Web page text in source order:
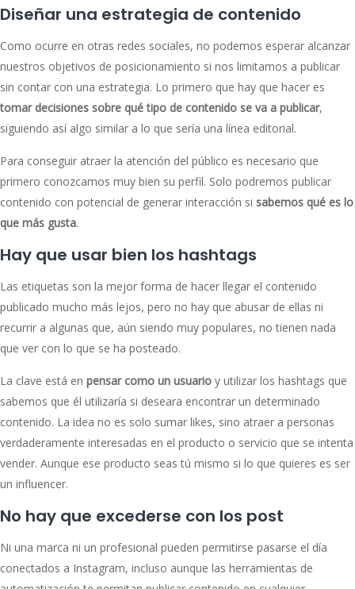
Diseñar una estrategia de contenido
Como ocurre en otras redes sociales, no podemos esperar alcanzar
nuestros objetivos de posicionamiento si nos limitamos a publicar
sin contar con una estrategia. Lo primero que hay que hacer es
tomar decisiones sobre qué tipo de contenido se va a publicar,
siguiendo así algo similar a lo que sería una línea editorial.
Para conseguir atraer la atención del público es necesario que
primero conozcamos muy bien su perfil. Solo podremos publicar
contenido con potencial de generar interacción si sabemos qué es lo
que más gusta.
Hay que usar bien los hashtags
Las etiquetas son la mejor forma de hacer llegar el contenido
publicado mucho más lejos, pero no hay que abusar de ellas ni
recurrir a algunas que, aún siendo muy populares, no tienen nada
que ver con lo que se ha posteado.
La clave está en pensar como un usuario y utilizar los hashtags que
sabemos que él utilizaría si deseara encontrar un determinado
contenido. La idea no es solo sumar likes, sino atraer a personas
verdaderamente interesadas en el producto o servicio que se intenta
vender. Aunque ese producto seas tú mismo si lo que quieres es ser
un influencer.
No hay que excederse con los post
Ni una marca ni un profesional pueden permitirse pasarse el día
conectados a Instagram, incluso aunque las herramientas de